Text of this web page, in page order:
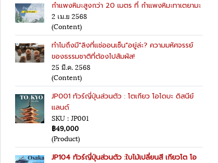
กำแพงหิมะสูงกว่า 20 เมตร ที่ กำแพงหิมะทาเตยามะ
2 เม.ย 2568
(Content)
ทำไมถึงมี"ลิงที่แช่ออนเซ็น"อยู่ล่ะ? ความมหัศจรรย์
ของธรรมชาติที่ต้องไปสัมผัส!
25 มี.ค. 2568
(Content)
JP001 ทัวร์ญี่ปุ่นส่วนตัว : โตเกียว โอไดบะ ดิสนีย์
แลนด์
SKU : JP001
฿49,000
(Product)
JP104 ทัวร์ญี่ปุ่นส่วนตัว :ใบไม้เปลี่ยนสี เกียวโต โอ